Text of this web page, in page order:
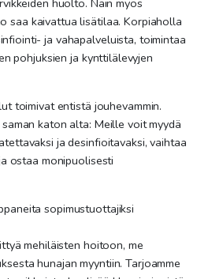
saa kaivattua lisätilaa. Korpiaholla
ja vahapalveluista, toimintaa
pohjuksien ja kynttilälevyjen
toimivat entistä jouhevammin.
katon alta: Meille voit myydä
ja desinfioitavaksi, vaihtaa
ostaa monipuolisesti
sopimustuottajiksi
mehiläisten hoitoon, me
hunajan myyntiin. Tarjoamme